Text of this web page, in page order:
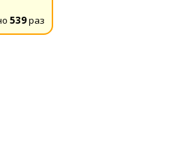
539раз